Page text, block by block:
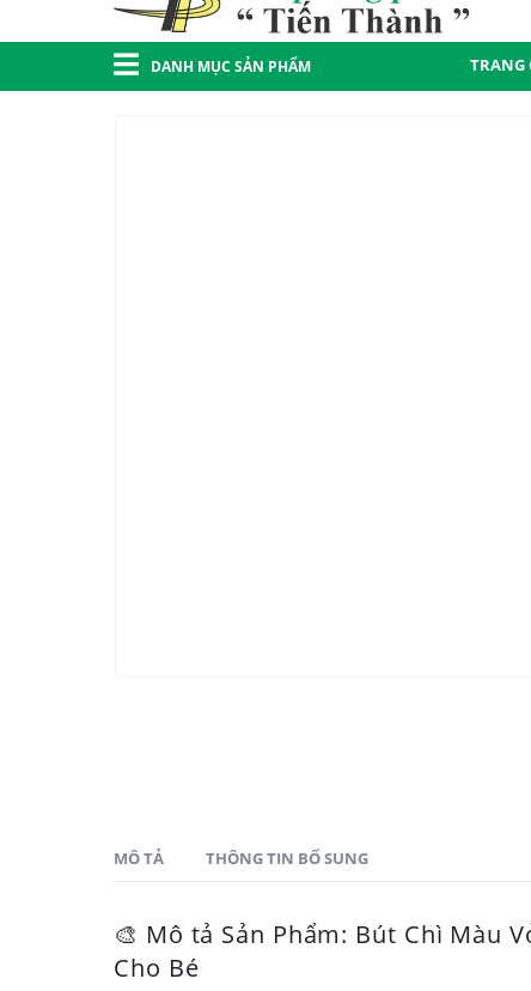
DANH MỤC SẢN PHẨM TRANG
MÔ TẢ THÔNG TIN BỔ SUNG
🎨 Mô tả Sản Phẩm: Bút Chì Màu
Cho Bé